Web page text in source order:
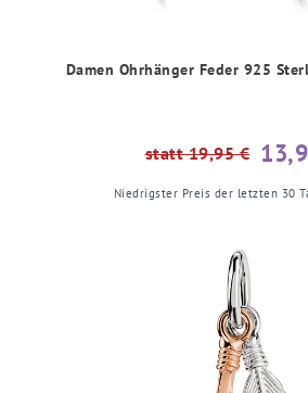
Damen Ohrhänger Feder 925
statt 19,95 €
Niedrigster Preis der letzten 30